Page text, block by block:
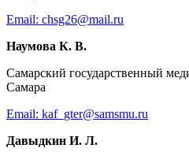
Email: chsg26@mail.ru
Наумова К. В.
Самарский государственный
Самара
Email: kaf_gter@samsmu.ru
Давыдкин И. Л.